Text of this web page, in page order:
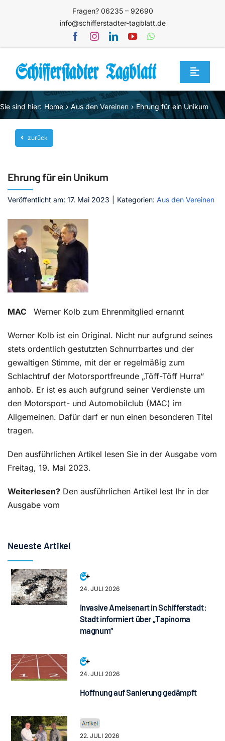
Fragen? 06235 – 92690
info@schifferstadter-tagblatt.de
Toggle
Home
Themen
Blog
Service
Mediathek
Jetzt abonnieren
Kontakt
Sie sind hier: Home Aus den Vereinen Ehrung für ein Unikum
zurück
Ehrung für ein Unikum
Veröffentlicht am: 17. Mai 2023 Kategorien: Aus den Vereinen
MAC Werner Kolb zum Ehrenmitglied ernannt
Werner Kolb ist ein Original. Nicht nur aufgrund seines
stets ordentlich gestutzten Schnurrbartes und der
gewaltigen Stimme, mit der er regelmäßig zum
Schlachtruf der Motorsportfreunde „Töff-Töff Hurra“
anhob. Er ist es auch aufgrund seiner Verdienste um
den Motorsport- und Automobilclub (MAC) im
Allgemeinen. Dafür darf er nun einen besonderen Titel
tragen.
Den ausführlichen Artikel lesen Sie in der Ausgabe vom
Freitag, 19. Mai 2023.
Weiterlesen? Den ausführlichen Artikel lest Ihr in der
Ausgabe vom
Neueste Artikel
24. JULI 2026
Invasive Ameisenart in Schifferstadt:
Stadt informiert über „Tapinoma
magnum“
24. JULI 2026
Hoffnung auf Sanierung gedämpft
22. JULI 2026